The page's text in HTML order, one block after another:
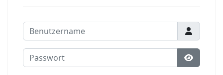
Benutzername
Passwort